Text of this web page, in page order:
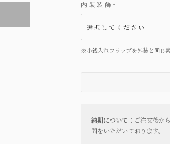
内装装飾
(
須
※小銭入れフラップを外装と同じ
納期について： ご注文後か
間をいただいております。